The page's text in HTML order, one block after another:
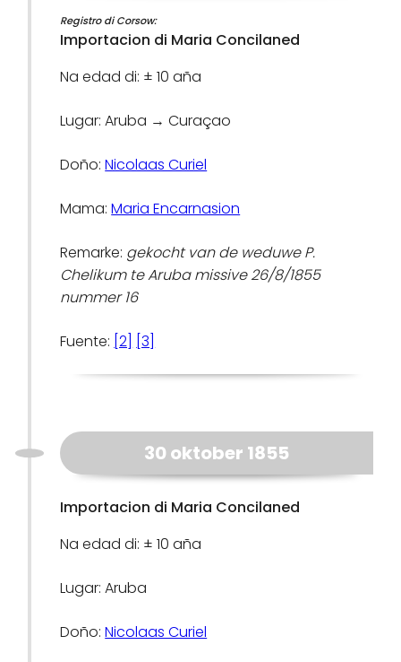
Registro di Corsow:
Importacion di Maria Concilaned
Na edad di: ± 10 aña
Lugar: Aruba → Curaçao
Doño:Nicolaas Curiel
Mama:Maria Encarnasion
Remarke: gekocht van de weduwe P.
Chelikum te Aruba missive 26/8/1855
nummer 16
Fuente: [2] [3]
30 oktober 1855
Importacion di Maria Concilaned
Na edad di: ± 10 aña
Lugar: Aruba
Doño:Nicolaas Curiel